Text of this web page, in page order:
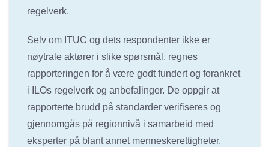
regelverk.
Selv om ITUC og dets respondenter ikke er
nøytrale aktører i slike spørsmål, regnes
rapporteringen for å være godt fundert og forankret
i ILOs regelverk og anbefalinger. De oppgir at
rapporterte brudd på standarder verifiseres og
gjennomgås på regionnivå i samarbeid med
eksperter på blant annet menneskerettigheter.